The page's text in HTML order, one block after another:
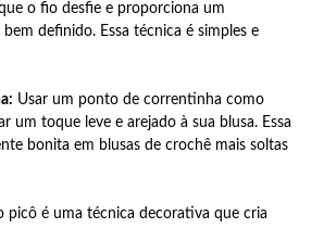
o fio desfie e proporciona um
definido. Essa técnica é simples e
Usar um ponto de correntinha como
um toque leve e arejado à sua blusa. Essa
bonita em blusas de crochê mais soltas
picô é uma técnica decorativa que cria